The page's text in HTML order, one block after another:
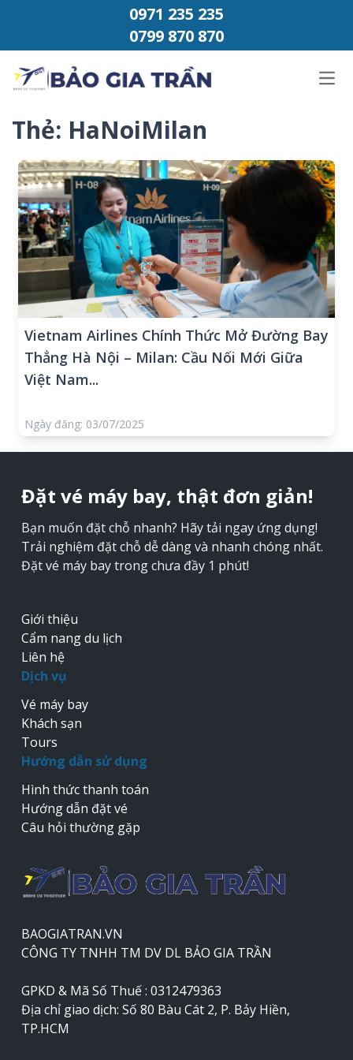
Chuyển đến phần nội dung0971 235 235
0799 870 870
Thẻ: HaNoiMilan
Vietnam Airlines Chính Thức Mở Đường Bay
Thẳng Hà Nội – Milan: Cầu Nối Mới Giữa
Việt Nam...
Ngày đăng: 03/07/2025
Đặt vé máy bay, thật đơn giản!
Bạn muốn đặt chỗ nhanh? Hãy tải ngay ứng dụng!
Trải nghiệm đặt chỗ dễ dàng và nhanh chóng nhất.
Đặt vé máy bay trong chưa đầy 1 phút!
Giới thiệu
Cẩm nang du lịch
Liên hệ
Dịch vụ
Vé máy bay
Khách sạn
Tours
Hướng dẫn sử dụng
Hình thức thanh toán
Hướng dẫn đặt vé
Câu hỏi thường gặp
BAOGIATRAN.VN
CÔNG TY TNHH TM DV DL BẢO GIA TRẦN
GPKD & Mã Số Thuế : 0312479363
Địa chỉ giao dịch: Số 80 Bàu Cát 2, P. Bảy Hiền,
TP.HCM